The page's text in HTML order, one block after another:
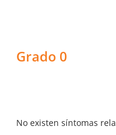
Grado 0
No existen síntomas